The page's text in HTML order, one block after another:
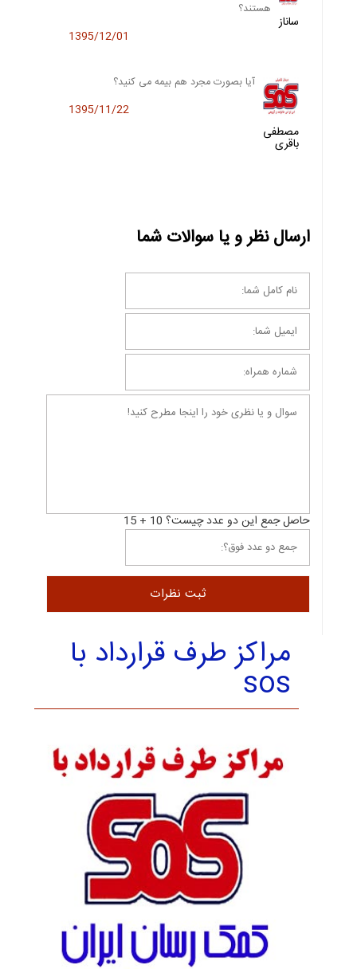
ساناز
هستند؟
1395/12/01
مصطفی
باقری
آیا بصورت مجرد هم بیمه می کنید؟
1395/11/22
ارسال نظر و یا سوالات شما
حاصل جمع این دو عدد چیست؟ 10 + 15
مراکز طرف قرارداد با
sos